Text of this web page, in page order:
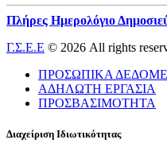
Πλήρες Ημερολόγιο
Γ.Σ.Ε.Ε © 2026 All rights
ΠΡΟΣΩΠΙΚΑ
ΑΔΗΛΩΤΗ ΕΡΓΑΣΙΑ
ΠΡΟΣΒΑΣΙΜΟΤΗΤΑ
Διαχείριση Ιδιωτικότητας